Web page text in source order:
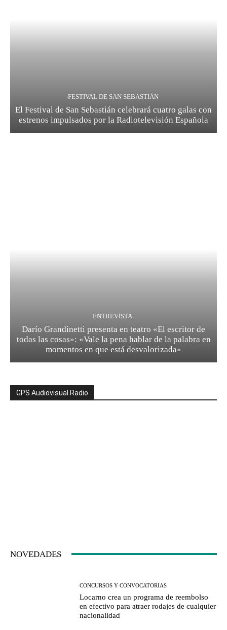
-FESTIVAL DE SAN SEBASTIÁN
El Festival de San Sebastián celebrará cuatro galas con
estrenos impulsados por la Radiotelevisión Española
ENTREVISTA
Darío Grandinetti presenta en teatro «El escritor de
todas las cosas»: «Vale la pena hablar de la palabra en
momentos en que está desvalorizada»
GPS Audiovisual Radio
NOVEDADES
CONCURSOS Y CONVOCATORIAS
Locarno crea un programa de reembolso
en efectivo para atraer rodajes de cualquier
nacionalidad